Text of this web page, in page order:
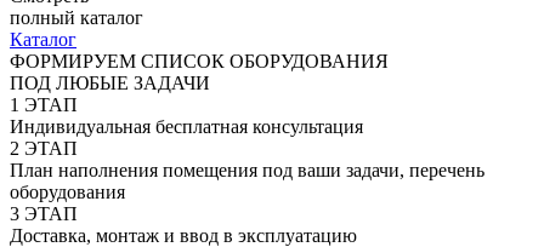
полный каталог
Каталог
ФОРМИРУЕМ СПИСОК ОБОРУДОВАНИЯ
ПОД ЛЮБЫЕ ЗАДАЧИ
1 ЭТАП
Индивидуальная бесплатная консультация
2 ЭТАП
План наполнения помещения под ваши задачи, перечень
оборудования
3 ЭТАП
Доставка, монтаж и ввод в эксплуатацию